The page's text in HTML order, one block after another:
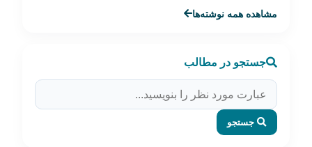
مشاهده همه نوشته‌ها
جستجو در مطالب
جستجو